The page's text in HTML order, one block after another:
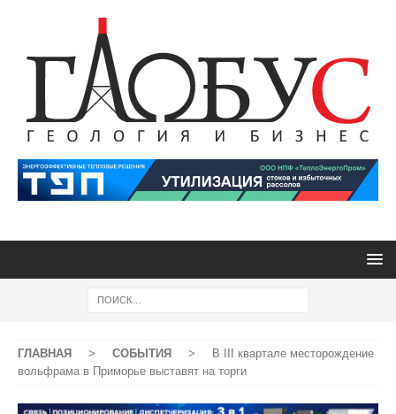
ГЛАВНАЯ > СОБЫТИЯ >
В III квартале месторождение
вольфрама в Приморье выставят на торги